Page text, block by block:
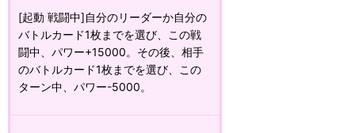
[起動 戦闘中]自分のリーダーか自分の
バトルカード1枚までを選び、この戦
闘中、パワー+15000。その後、相手
のバトルカード1枚までを選び、この
ターン中、パワー-5000。